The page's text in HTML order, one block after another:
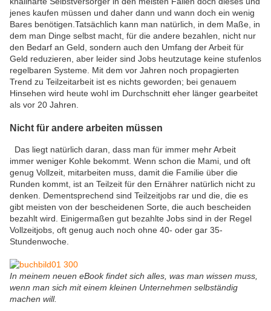
jenes kaufen müssen und daher dann und wann doch ein wenig
Bares benötigen.Tatsächlich kann man natürlich, in dem Maße, in
dem man Dinge selbst macht, für die andere bezahlen, nicht nur
den Bedarf an Geld, sondern auch den Umfang der Arbeit für
Geld reduzieren, aber leider sind Jobs heutzutage keine stufenlos
regelbaren Systeme. Mit dem vor Jahren noch propagierten
Trend zu Teilzeitarbeit ist es nichts geworden; bei genauem
Hinsehen wird heute wohl im Durchschnitt eher länger gearbeitet
als vor 20 Jahren.
Nicht für andere arbeiten müssen
Das liegt natürlich daran, dass man für immer mehr Arbeit
immer weniger Kohle bekommt. Wenn schon die Mami, und oft
genug Vollzeit, mitarbeiten muss, damit die Familie über die
Runden kommt, ist an Teilzeit für den Ernährer natürlich nicht zu
denken. Dementsprechend sind Teilzeitjobs rar und die, die es
gibt meisten von der bescheidenen Sorte, die auch bescheiden
bezahlt wird. Einigermaßen gut bezahlte Jobs sind in der Regel
Vollzeitjobs, oft genug auch noch ohne 40- oder gar 35-
Stundenwoche.
In meinem neuen eBook findet sich alles, was man wissen muss,
wenn man sich mit einem kleinen Unternehmen selbständig
machen will.